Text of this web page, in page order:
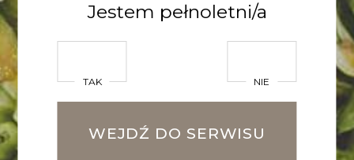
Zobacz inne
Jestem pełnoletni/a
TAK NIE
WEJDŹ DO SERWISU